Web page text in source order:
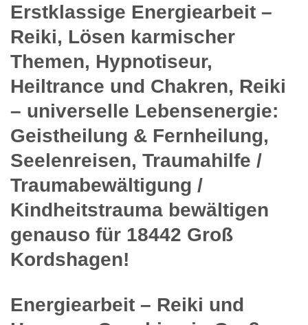
Erstklassige Energiearbeit –
Reiki, Lösen karmischer
Themen, Hypnotiseur,
Heiltrance und Chakren, Reiki
– universelle Lebensenergie:
Geistheilung & Fernheilung,
Seelenreisen, Traumahilfe /
Traumabewältigung /
Kindheitstrauma bewältigen
genauso für 18442 Groß
Kordshagen!
Energiearbeit – Reiki und